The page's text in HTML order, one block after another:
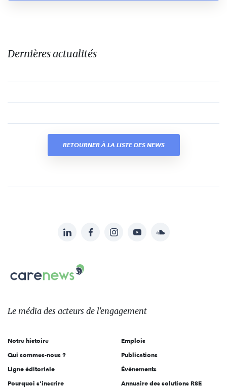
Dernières actualités
RETOURNER À LA LISTE DES NEWS
sur:
LinkedInFacebookInstagramYouTubeSoundcloud
Le
des
l'engagement
Le média des acteurs de l'engagement
Notre histoire
Qui sommes-nous ?
Ligne éditoriale
Pourquoi s'inscrire
Emplois
Publications
Évènements
Annuaire des solutions RSE